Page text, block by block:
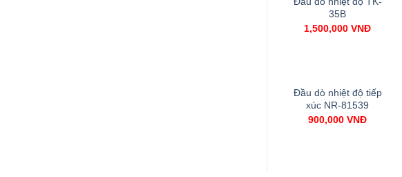
Add to
35B
1,500,000 VNĐ
Add to
Wishlist
Đầu dò nhiệt độ tiếp
xúc NR-81539
900,000 VNĐ